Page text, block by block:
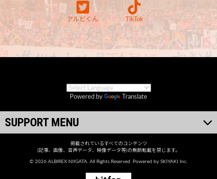
アルビくん TikTok
Powered by Translate
SUPPORT MENU
掲載されているすべてのコンテンツ
(記事、画像、音声データ、映像データ等)の無断転載を禁じます。
© 2026 ALBIREX NIIGATA. All Rights Reserved. Powered by SKIYAKI Inc.